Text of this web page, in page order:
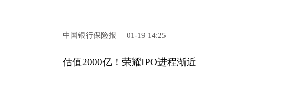
中国银行保险报 01-19 14:25
估值2000亿！荣耀IPO进程渐近